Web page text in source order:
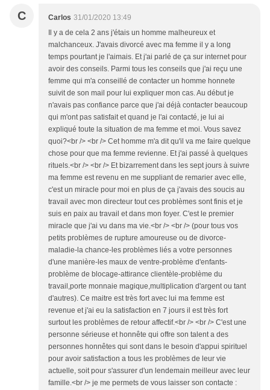
C Carlos 31/01/2020 13:49
Il y a de cela 2 ans j'étais un homme malheureux et
malchanceux. J'avais divorcé avec ma femme il y a long
temps pourtant je l'aimais. Et j'ai parlé de ça sur internet pour
avoir des conseils. Parmi tous les conseils que j'ai reçu une
femme qui m'a conseillé de contacter un homme honnete
suivit de son mail pour lui expliquer mon cas. Au début je
n'avais pas confiance parce que j'ai déjà contacter beaucoup
qui m'ont pas satisfait et quand je l'ai contacté, je lui ai
expliqué toute la situation de ma femme et moi. Vous savez
quoi?<br /> <br /> Cet homme m'a dit qu'il va me faire quelque
chose pour que ma femme revienne. Et j'ai passé à quelques
rituels.<br /> <br /> Et bizarrement dans les sept jours à suivre
ma femme est revenu en me suppliant de remarier avec elle,
c'est un miracle pour moi en plus de ça j'avais des soucis au
travail avec mon directeur tout ces problèmes sont finis et je
suis en paix au travail et dans mon foyer. C'est le premier
miracle que j'ai vu dans ma vie.<br /> <br /> (pour tous vos
petits problèmes de rupture amoureuse ou de divorce-
maladie-la chance-les problèmes liés a votre personnes
d'une manière-les maux de ventre-problème d'enfants-
problème de blocage-attirance clientèle-problème du
travail,porte monnaie magique,multiplication d'argent ou tant
d'autres). Ce maitre est très fort avec lui ma femme est
revenue et j'ai eu la satisfaction en 7 jours il est très fort
surtout les problèmes de retour affectif.<br /> <br /> C'est une
personne sérieuse et honnête qui offre son talent a des
personnes honnêtes qui sont dans le besoin d'appui spirituel
pour avoir satisfaction a tous les problèmes de leur vie
actuelle, soit pour s'assurer d'un lendemain meilleur avec leur
famille.<br /> je me permets de vous laisser son contacte :